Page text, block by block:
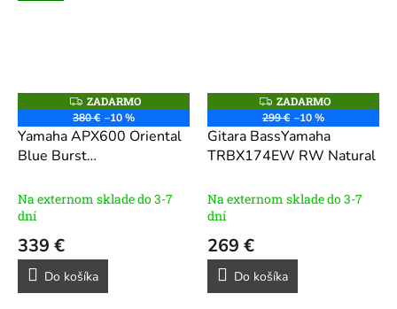
Z
A
D
A
R
M
ZADARMO
380 € –10 %
Yamaha APX600 Oriental
Blue Burst
Jumbo
Na externom sklade do 3-7
dní
339 €
Do košíka
Z
A
D
A
R
M
ZADARMO
299 € –10 %
Gitara BassYamaha
TRBX174EW RW Natural
Na externom sklade do 3-7
dní
269 €
Do košíka